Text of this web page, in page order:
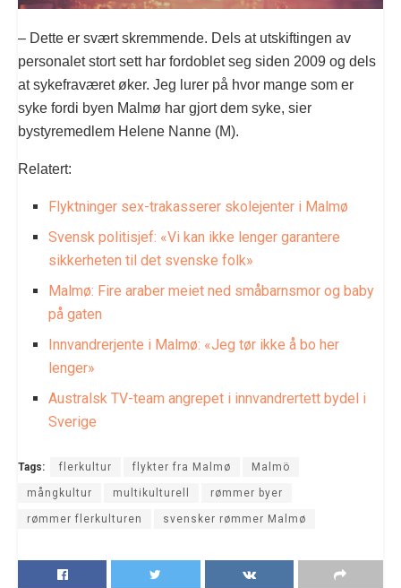
– Dette er svært skremmende. Dels at utskiftingen av
personalet stort sett har fordoblet seg siden 2009 og dels
at sykefraværet øker. Jeg lurer på hvor mange som er
syke fordi byen Malmø har gjort dem syke, sier
bystyremedlem Helene Nanne (M).
Relatert:
Flyktninger sex-trakasserer skolejenter i Malmø
Svensk politisjef: «Vi kan ikke lenger garantere
sikkerheten til det svenske folk»
Malmø: Fire araber meiet ned småbarnsmor og baby
på gaten
Innvandrerjente i Malmø: «Jeg tør ikke å bo her
lenger»
Australsk TV-team angrepet i innvandrertett bydel i
Sverige
Tags: flerkultur flykter fra Malmø Malmö
mångkultur multikulturell rømmer byer
rømmer flerkulturen svensker rømmer Malmø